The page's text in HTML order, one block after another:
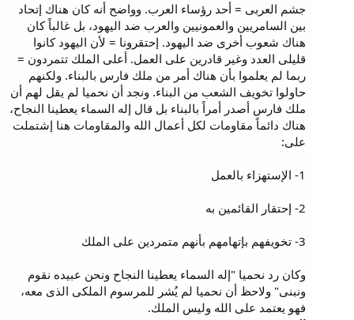
جشم العربى = أحد رؤساء العرب. وواضح أنه كان هناك إتحاد
بين السامريين والعمونيين والعرب ضد اليهود، بل غالباً كان
هناك شعوب أخرى ضد اليهود. إحتقرونا = لأن اليهود كانوا
قليلى العدد وغير قادرين على العمل. أعلى الملك تتمردون =
ربما لم يعلموا بأن هناك أمر من ملك فارس بالبناء. ولكنهم
حاولوا تخويف الشعب من البناء. ونجد أن نحميا لم يقل لهم أن
ملك فارس أصدر أمراً بالبناء بل قال إله السماء يعطينا النجاح،
هناك دائماً مقاومات لكل أعمال الله والمقاومات هنا إشتملت
على:
1- الإستهزاء بالعمل
2- إحتقار القائمين به
3- تخويفهم بإتهامهم بأنهم متمردين على الملك
وكان رد نحميا "إله السماء يعطينا النجاح ونحن عبيده نقوم
ونبنى" ولاحظ أن نحميا لم يُشر للمرسوم الملكى الذى معه،
فهو يعتمد على الله وليس الملك.